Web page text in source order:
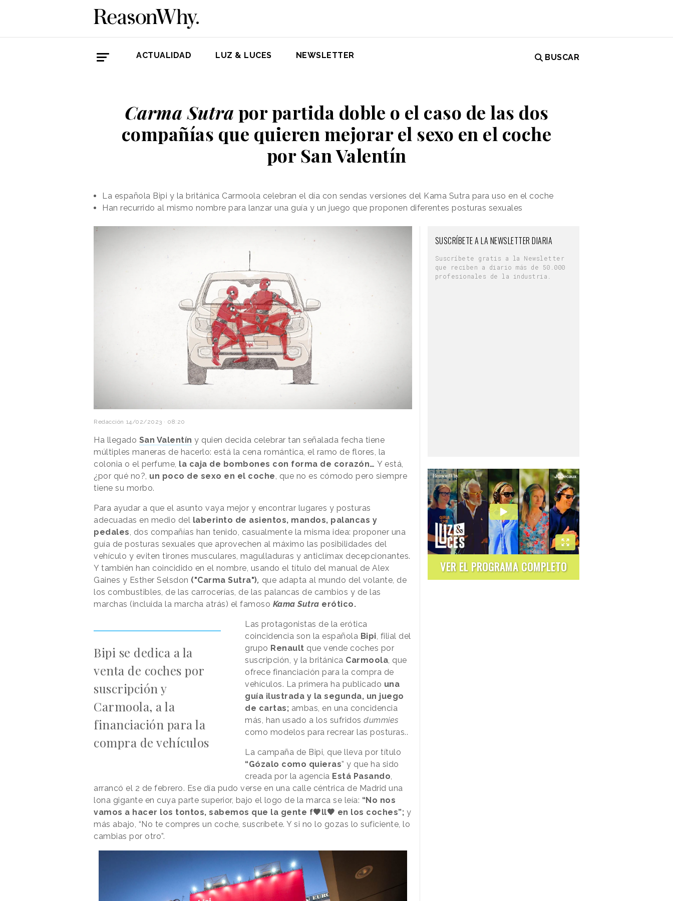
ACTUALIDAD LUZ & LUCES NEWSLETTER BUSCAR
Carma Sutra por partida doble o el caso de las dos
compañías que quieren mejorar el sexo en el coche
por San Valentín
La española Bipi y la británica Carmoola celebran el día con sendas versiones del Kama Sutra para uso en el coche
Han recurrido al mismo nombre para lanzar una guía y un juego que proponen diferentes posturas sexuales
Redacción 14/02/2023 · 08:20
Ha llegado San Valentín y quien decida celebrar tan señalada fecha tiene
múltiples maneras de hacerlo: está la cena romántica, el ramo de flores, la
colonia o el perfume, la caja de bombones con forma de corazón… Y está,
¿por qué no?, un poco de sexo en el coche, que no es cómodo pero siempre
tiene su morbo.
Para ayudar a que el asunto vaya mejor y encontrar lugares y posturas
adecuadas en medio del laberinto de asientos, mandos, palancas y
pedales, dos compañías han tenido, casualmente la misma idea: proponer una
guía de posturas sexuales que aprovechen al máximo las posibilidades del
vehículo y eviten tirones musculares, magulladuras y anticlímax decepcionantes.
Y también han coincidido en el nombre, usando el título del manual de Alex
Gaines y Esther Selsdon ("Carma Sutra"), que adapta al mundo del volante, de
los combustibles, de las carrocerías, de las palancas de cambios y de las
marchas (incluida la marcha atrás) el famoso Kama Sutra erótico.
Bipi se dedica a la
venta de coches por
suscripción y
Carmoola, a la
financiación para la
compra de vehículos
Las protagonistas de la erótica
coincidencia son la española Bipi, filial del
grupo Renault que vende coches por
suscripción, y la británica Carmoola, que
ofrece financiación para la compra de
vehículos. La primera ha publicado una
guía ilustrada y la segunda, un juego
de cartas; ambas, en una concidencia
más, han usado a los sufridosdummies
como modelos para recrear las posturas..
La campaña de Bipi, que lleva por título
“Gózalo como quieras” y que ha sido
creada por la agencia Está Pasando,
arrancó el 2 de febrero. Ese día pudo verse en una calle céntrica de Madrid una
lona gigante en cuya parte superior, bajo el logo de la marca se leía: “No nos
vamos a hacer los tontos, sabemos que la gente f🖤ll🖤 en los coches”; y
más abajo, “No te compres un coche, suscríbete. Y si no lo gozas lo suficiente, lo
cambias por otro”.
SUSCRÍBETE A LA NEWSLETTER DIARIA
Suscríbete gratis a la Newsletter
que reciben a diario más de 50.000
profesionales de la industria.
VER EL PROGRAMA COMPLETO